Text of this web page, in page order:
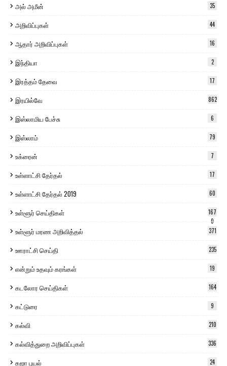
அல் அமீன் 35
அறிவிப்புகள் 44
ஆதார் அறிவிப்புகள் 16
இந்தியா 2
இரத்தம் தேவை 17
இரயில்வே 862
இஸ்லாமிய பேச்சு 6
இஸ்லாம் 79
உக்ரைன் 7
உள்ளாட்சி தேர்தல் 17
உள்ளாட்சி தேர்தல் 2019 60
உள்ளூர் செய்திகள்
167
0
உள்ளூர் மரண அறிவித்தல் 371
ஊராட்சி செய்தி 235
என்றும் உதவும் கரங்கள் 19
கடலோர செய்திகள் 164
கட்டுரை 9
கல்வி 210
கல்வித்துறை அறிவிப்புகள் 336
கஜா புயல் 24